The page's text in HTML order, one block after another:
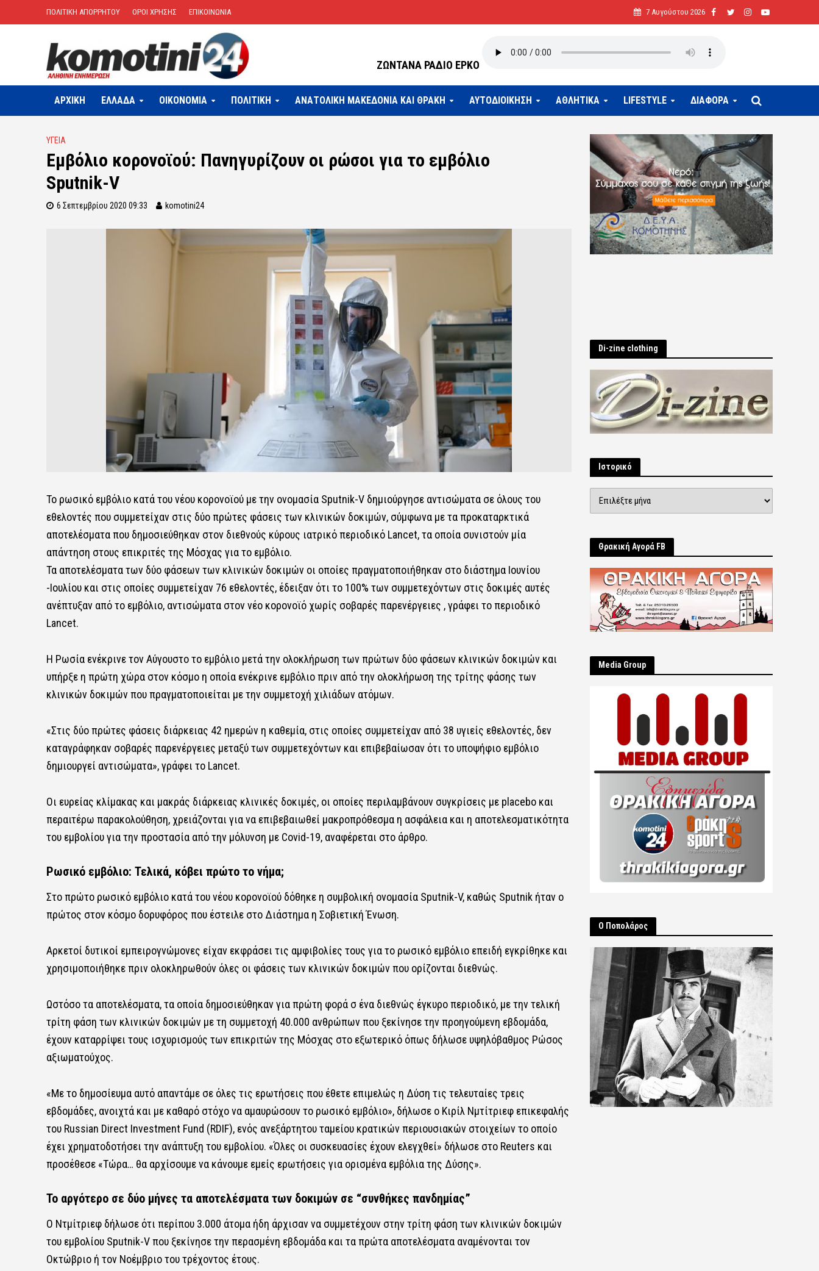
ΠΟΛΙΤΙΚΗ ΑΠΟΡΡΗΤΟΥ ΟΡΟΙ ΧΡΗΣΗΣ ΕΠΙΚΟΙΝΩΝΙΑ 7 Αυγούστου 2026
ΖΩΝΤΑΝΑ ΡΑΔΙΟ ΕΡΚΟ
ΑΡΧΙΚΗ ΕΛΛΑΔΑ OIKONOMIA ΠΟΛΙΤΙΚΗ ΑΝΑΤΟΛΙΚΗ ΜΑΚΕΔΟΝΙΑ ΚΑΙ ΘΡΑΚΗ ΑΥΤΟΔΙΟΙΚΗΣΗ ΑΘΛΗΤΙΚΑ LIFESTYLE ΔΙΑΦΟΡΑ
ΥΓΕΙΑ
Εμβόλιο κορονοϊού: Πανηγυρίζουν οι ρώσοι για το εμβόλιο
Sputnik-V
6 Σεπτεμβρίου 2020 09:33 komotini24
Το ρωσικό εμβόλιο κατά του νέου κορονοϊού με την ονομασία Sputnik-V δημιούργησε αντισώματα σε όλους του
εθελοντές που συμμετείχαν στις δύο πρώτες φάσεις των κλινικών δοκιμών, σύμφωνα με τα προκαταρκτικά
αποτελέσματα που δημοσιεύθηκαν στον διεθνούς κύρους ιατρικό περιοδικό Lancet, τα οποία συνιστούν μία
απάντηση στους επικριτές της Μόσχας για το εμβόλιο.
Τα αποτελέσματα των δύο φάσεων των κλινικών δοκιμών οι οποίες πραγματοποιήθηκαν στο διάστημα Ιουνίου
-Ιουλίου και στις οποίες συμμετείχαν 76 εθελοντές, έδειξαν ότι το 100% των συμμετεχόντων στις δοκιμές αυτές
ανέπτυξαν από το εμβόλιο, αντισώματα στον νέο κορονοϊό χωρίς σοβαρές παρενέργειες , γράφει το περιοδικό
Lancet.
Η Ρωσία ενέκρινε τον Αύγουστο το εμβόλιο μετά την ολοκλήρωση των πρώτων δύο φάσεων κλινικών δοκιμών και
υπήρξε η πρώτη χώρα στον κόσμο η οποία ενέκρινε εμβόλιο πριν από την ολοκλήρωση της τρίτης φάσης των
κλινικών δοκιμών που πραγματοποιείται με την συμμετοχή χιλιάδων ατόμων.
«Στις δύο πρώτες φάσεις διάρκειας 42 ημερών η καθεμία, στις οποίες συμμετείχαν από 38 υγιείς εθελοντές, δεν
καταγράφηκαν σοβαρές παρενέργειες μεταξύ των συμμετεχόντων και επιβεβαίωσαν ότι το υποψήφιο εμβόλιο
δημιουργεί αντισώματα», γράφει το Lancet.
Οι ευρείας κλίμακας και μακράς διάρκειας κλινικές δοκιμές, οι οποίες περιλαμβάνουν συγκρίσεις με placebo και
περαιτέρω παρακολούθηση, χρειάζονται για να επιβεβαιωθεί μακροπρόθεσμα η ασφάλεια και η αποτελεσματικότητα
του εμβολίου για την προστασία από την μόλυνση με Covid-19, αναφέρεται στο άρθρο.
Ρωσικό εμβόλιο: Τελικά, κόβει πρώτο το νήμα;
Στο πρώτο ρωσικό εμβόλιο κατά του νέου κορονοϊού δόθηκε η συμβολική ονομασία Sputnik-V, καθώς Sputnik ήταν ο
πρώτος στον κόσμο δορυφόρος που έστειλε στο Διάστημα η Σοβιετική Ένωση.
Αρκετοί δυτικοί εμπειρογνώμονες είχαν εκφράσει τις αμφιβολίες τους για το ρωσικό εμβόλιο επειδή εγκρίθηκε και
χρησιμοποιήθηκε πριν ολοκληρωθούν όλες οι φάσεις των κλινικών δοκιμών που ορίζονται διεθνώς.
Ωστόσο τα αποτελέσματα, τα οποία δημοσιεύθηκαν για πρώτη φορά σ ένα διεθνώς έγκυρο περιοδικό, με την τελική
τρίτη φάση των κλινικών δοκιμών με τη συμμετοχή 40.000 ανθρώπων που ξεκίνησε την προηγούμενη εβδομάδα,
έχουν καταρρίψει τους ισχυρισμούς των επικριτών της Μόσχας στο εξωτερικό όπως δήλωσε υψηλόβαθμος Ρώσος
αξιωματούχος.
«Με το δημοσίευμα αυτό απαντάμε σε όλες τις ερωτήσεις που έθετε επιμελώς η Δύση τις τελευταίες τρεις
εβδομάδες, ανοιχτά και με καθαρό στόχο να αμαυρώσουν το ρωσικό εμβόλιο», δήλωσε ο Κιρίλ Νμτίτριεφ επικεφαλής
του Russian Direct Investment Fund (RDIF), ενός ανεξάρτητου ταμείου κρατικών περιουσιακών στοιχείων το οποίο
έχει χρηματοδοτήσει την ανάπτυξη του εμβολίου. «Όλες οι συσκευασίες έχουν ελεγχθεί» δήλωσε στο Reuters και
προσέθεσε «Τώρα… θα αρχίσουμε να κάνουμε εμείς ερωτήσεις για ορισμένα εμβόλια της Δύσης».
Το αργότερο σε δύο μήνες τα αποτελέσματα των δοκιμών σε “συνθήκες πανδημίας”
Ο Ντμίτριεφ δήλωσε ότι περίπου 3.000 άτομα ήδη άρχισαν να συμμετέχουν στην τρίτη φάση των κλινικών δοκιμών
του εμβολίου Sputnik-V που ξεκίνησε την περασμένη εβδομάδα και τα πρώτα αποτελέσματα αναμένονται τον
Οκτώβριο ή τον Νοέμβριο του τρέχοντος έτους.
Di-zine clothing
Ιστορικό
Θρακική Αγορά FB
Μedia Group
Ο Ποπολάρος